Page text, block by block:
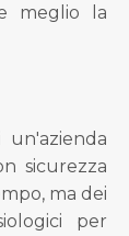
meglio la
sicurezza
ma dei
per